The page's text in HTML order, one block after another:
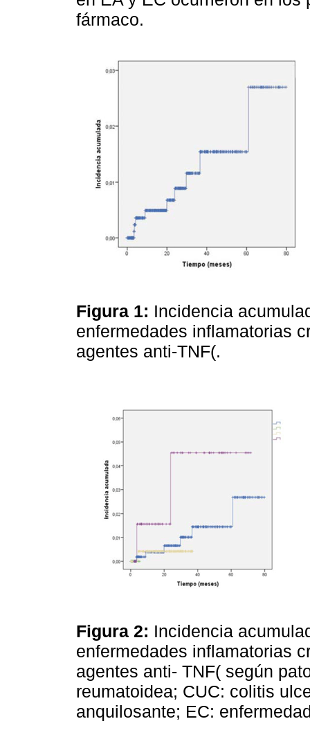
fármaco.
Figura 1: Incidencia
enfermedades inflamatorias
agentes anti-TNF(.
Figura 2: Incidencia
enfermedades inflamatorias
agentes anti- TNF( según
reumatoidea; CUC: colitis
anquilosante; EC: